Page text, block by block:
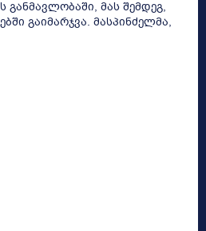
მას შემდეგ,
გაიმარჯვა. მასპინძელმა,